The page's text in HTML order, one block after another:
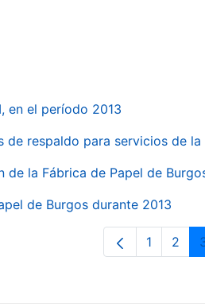
en el período 2013
respaldo para servicios de la
la Fábrica de Papel de
de Burgos durante 2013
Page
1 2